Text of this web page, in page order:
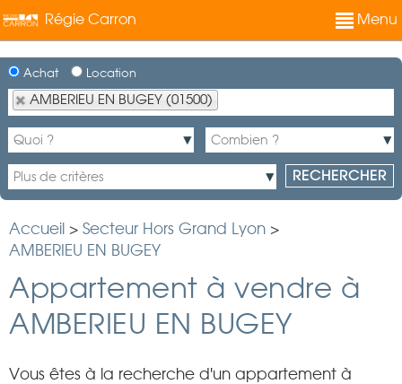
Régie Carron Menu
Achat Location
AMBERIEU EN BUGEY (01500)
Accueil > Secteur Hors Grand Lyon >
AMBERIEU EN BUGEY
Appartement à vendre à
AMBERIEU EN BUGEY
Vous êtes à la recherche d'un appartement à